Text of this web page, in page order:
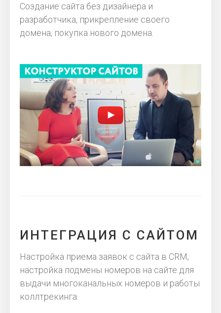
Создание сайта без дизайнера и
разработчика, прикрепление своего
домена, покупка нового домена.
ИНТЕГРАЦИЯ С САЙТОМ
Настройка приема заявок c сайта в CRM,
настройка подмены номеров на сайте для
выдачи многоканальных номеров и работы
коллтрекинга.